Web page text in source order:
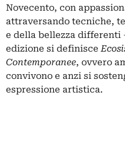
Novecento, con
attraversando tecniche,
e della bellezza differenti
edizione si definisce
Contemporanee, ovvero
convivono e anzi si
espressione artistica.